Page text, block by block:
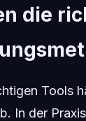
die
Tools
In der